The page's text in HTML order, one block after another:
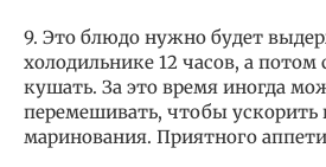
9. Это блюдо нужно будет
холодильнике 12 часов, а
кушать. За это время иногда
перемешивать, чтобы ускорить
маринования. Приятного